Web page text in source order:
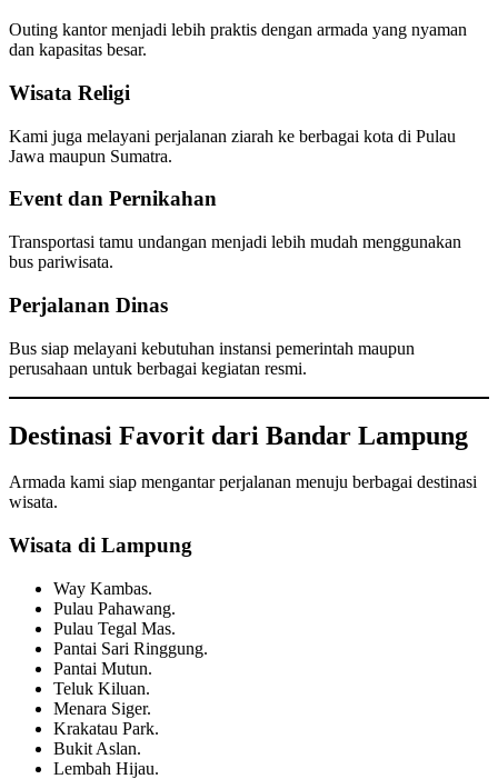
Outing kantor menjadi lebih praktis dengan armada yang nyaman
dan kapasitas besar.
Wisata Religi
Kami juga melayani perjalanan ziarah ke berbagai kota di Pulau
Jawa maupun Sumatra.
Event dan Pernikahan
Transportasi tamu undangan menjadi lebih mudah menggunakan
bus pariwisata.
Perjalanan Dinas
Bus siap melayani kebutuhan instansi pemerintah maupun
perusahaan untuk berbagai kegiatan resmi.
Destinasi Favorit dari Bandar Lampung
Armada kami siap mengantar perjalanan menuju berbagai destinasi
wisata.
Wisata di Lampung
Way Kambas.
Pulau Pahawang.
Pulau Tegal Mas.
Pantai Sari Ringgung.
Pantai Mutun.
Teluk Kiluan.
Menara Siger.
Krakatau Park.
Bukit Aslan.
Lembah Hijau.